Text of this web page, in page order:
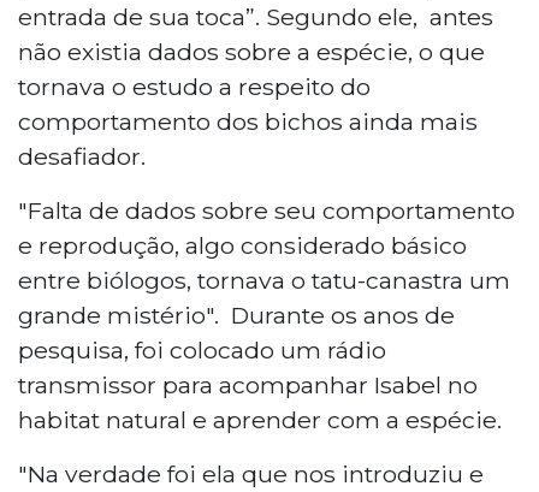
entrada de sua toca”. Segundo ele, antes
não existia dados sobre a espécie, o que
tornava o estudo a respeito do
comportamento dos bichos ainda mais
desafiador.
"Falta de dados sobre seu comportamento
e reprodução, algo considerado básico
entre biólogos, tornava o tatu-canastra um
grande mistério". Durante os anos de
pesquisa, foi colocado um rádio
transmissor para acompanhar Isabel no
habitat natural e aprender com a espécie.
"Na verdade foi ela que nos introduziu e